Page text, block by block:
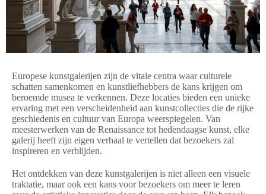
Europese kunstgalerijen zijn de vitale centra waar culturele
schatten samenkomen en kunstliefhebbers de kans krijgen om
beroemde musea te verkennen. Deze locaties bieden een unieke
ervaring met een verscheidenheid aan kunstcollecties die de rijke
geschiedenis en cultuur van Europa weerspiegelen. Van
meesterwerken van de Renaissance tot hedendaagse kunst, elke
galerij heeft zijn eigen verhaal te vertellen dat bezoekers zal
inspireren en verblijden.
Het ontdekken van deze kunstgalerijen is niet alleen een visuele
traktatie, maar ook een kans voor bezoekers om meer te leren